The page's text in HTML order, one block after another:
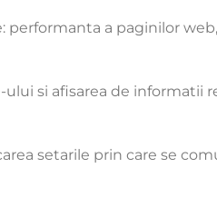
performanta a paginilor
si afisarea de informatii
setarile prin care se